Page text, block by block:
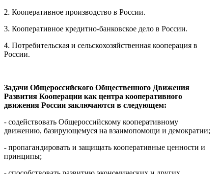
2. Кооперативное производство в России.
3. Кооперативное кредитно-банковское дело в России.
4. Потребительская и сельскохозяйственная кооперация в
России.
Задачи Общероссийского Общественного Движения
Развития Кооперации как центра кооперативного
движения России заключаются в следующем:
- содействовать Общероссийскому кооперативному
движению, базирующемуся на взаимопомощи и демократии;
- пропагандировать и защищать кооперативные ценности и
принципы;